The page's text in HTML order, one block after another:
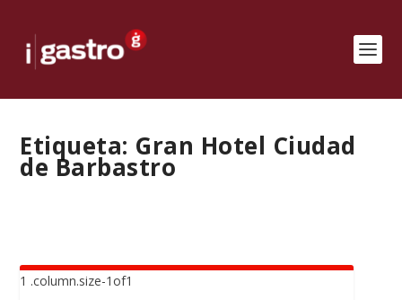
Etiqueta: Gran Hotel Ciudad
de Barbastro